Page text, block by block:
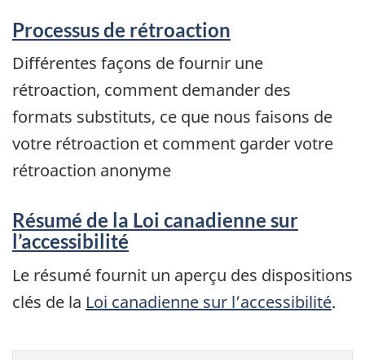
Processus de rétroaction
Différentes façons de fournir une
rétroaction, comment demander des
formats substituts, ce que nous faisons de
votre rétroaction et comment garder votre
rétroaction anonyme
Résumé de la Loi canadienne sur
l’accessibilité
Le résumé fournit un aperçu des dispositions
clés de la Loi canadienne sur l’accessibilité.